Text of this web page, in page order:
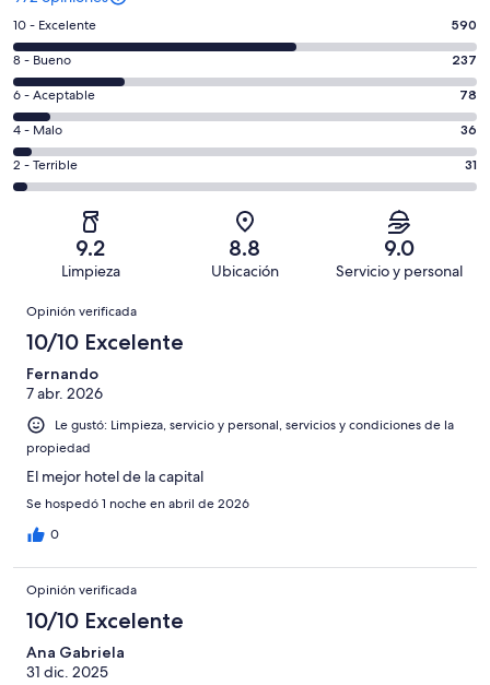
Puntuación
de
10,
es
decir,
Excelente.
Basada
en
opiniones
10 - Excelente 590
Puntuación
de
8,
es
decir,
Bueno.
Basada
opiniones
8 - Bueno 237
Puntuación
de
6,
es
decir,
Aceptable.
de
972
opiniones
6 - Aceptable 78
Puntuación
de
4,
Basada
36
de
opiniones
4 - Malo 36
Puntuación
de
Terrible.
Basada
de
972
opiniones
2 - Terrible 31
9.2
Limpieza
8.8
Ubicación
9.0
Servicio y personal
Opiniones
Opinión verificada
10/10 Excelente
Fernando
7 abr. 2026
Le gustó: Limpieza, servicio y personal, servicios y condiciones de la
propiedad
El mejor hotel de la capital
Se hospedó 1 noche en abril de 2026
0
Opinión verificada
10/10 Excelente
Ana Gabriela
31 dic. 2025